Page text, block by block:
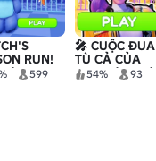
RUN!
599
🎤 CUỘC ĐUA
TÙ CẢ CỦA
RUMI! (Obby)
54% 93